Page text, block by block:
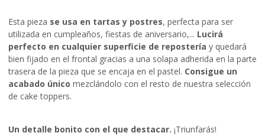
Esta pieza se usa en tartas y postres, perfecta para ser
utilizada en cumpleaños, fiestas de aniversario,... Lucirá
perfecto en cualquier superficie de repostería y quedará
bien fijado en el frontal gracias a una solapa adherida en la parte
trasera de la pieza que se encaja en el pastel. Consigue un
acabado único mezclándolo con el resto de nuestra selección
de cake toppers.
Un detalle bonito con el que destacar. ¡Triunfarás!